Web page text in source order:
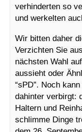
verhinderten so
und werkelten
Wir bitten daher
Verzichten Sie
nächsten Wahl
aussieht oder
“sPD”. Noch
dahinter verbirgt:
Haltern und
schlimme Dinge